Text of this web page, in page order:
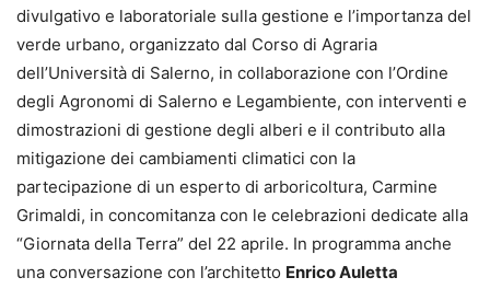
divulgativo e laboratoriale sulla gestione e l’importanza del
verde urbano, organizzato dal Corso di Agraria
dell’Università di Salerno, in collaborazione con l’Ordine
degli Agronomi di Salerno e Legambiente, con interventi e
dimostrazioni di gestione degli alberi e il contributo alla
mitigazione dei cambiamenti climatici con la
partecipazione di un esperto di arboricoltura, Carmine
Grimaldi, in concomitanza con le celebrazioni dedicate alla
“Giornata della Terra” del 22 aprile. In programma anche
una conversazione con l’architetto Enrico Auletta